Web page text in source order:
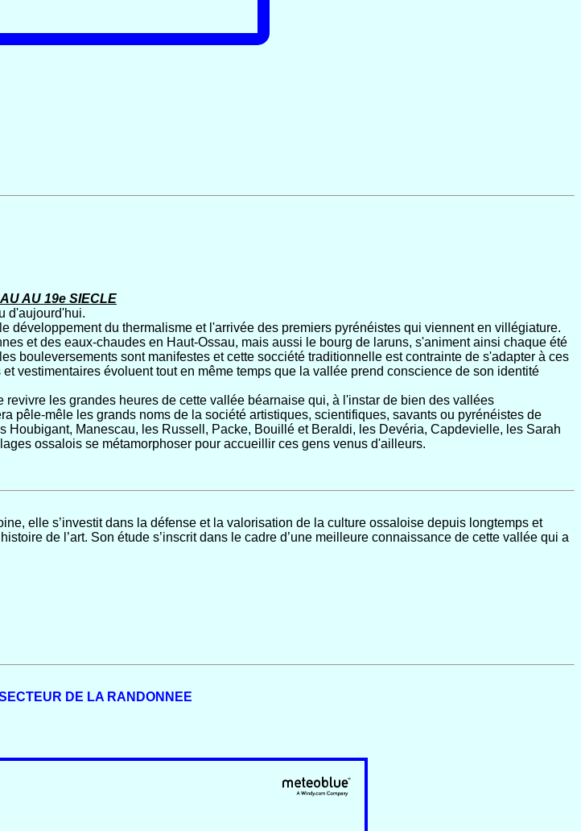
AU 19e SIECLE
d'aujourd'hui.
développement du thermalisme et l'arrivée des premiers pyrénéistes qui viennent en villégiature.
et des eaux-chaudes en Haut-Ossau, mais aussi le bourg de laruns, s'animent ainsi chaque été
bouleversements sont manifestes et cette socciété traditionnelle est contrainte de s'adapter à ces
vestimentaires évoluent tout en même temps que la vallée prend conscience de son identité
revivre les grandes heures de cette vallée béarnaise qui, à l'instar de bien des vallées
pêle-mêle les grands noms de la société artistiques, scientifiques, savants ou pyrénéistes de
Houbigant, Manescau, les Russell, Packe, Bouillé et Beraldi, les Devéria, Capdevielle, les Sarah
ossalois se métamorphoser pour accueillir ces gens venus d'ailleurs.
elle s’investit dans la défense et la valorisation de la culture ossaloise depuis longtemps et
de l’art. Son étude s’inscrit dans le cadre d’une meilleure connaissance de cette vallée qui a
DE LA RANDONNEE